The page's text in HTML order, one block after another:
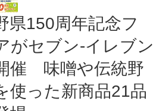
県150周年記念フ
がセブン-イレブン
催 味噌や伝統野
使った新商品21品